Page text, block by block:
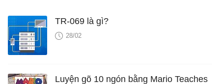
TR-069 là gì?
28/02
Luyện gõ 10 ngón bằng Mario Teaches